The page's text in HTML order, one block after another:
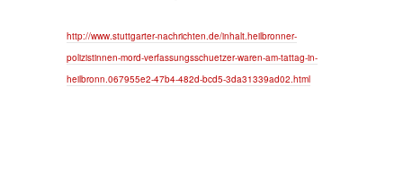
http://www.stuttgarter-nachrichten.de/inhalt.heilbronner-
polizistinnen-mord-verfassungsschuetzer-waren-am-tattag-in-
heilbronn.067955e2-47b4-482d-bcd5-3da31339ad02.html